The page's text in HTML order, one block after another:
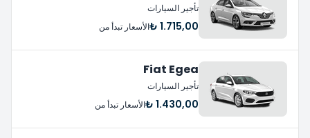
تأجير السيارات
1.715,00 ₺ الأسعار تبدأ من
Fiat Egea
تأجير السيارات
1.430,00 ₺ الأسعار تبدأ من